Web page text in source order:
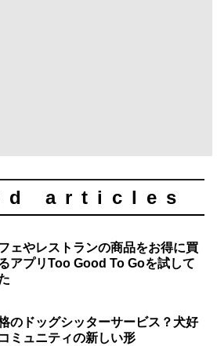
articles
ェやレストランの商品をお得に買
アプリToo Good To Goを試して
のドッグシッターサービス？犬好
ミュニティの新しい形